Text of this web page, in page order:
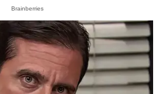
Brainberries